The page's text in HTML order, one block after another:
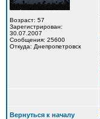
Возраст: 57
Зарегистрирован:
30.07.2007
Сообщения: 25600
Откуда: Днепропетровск
Вернуться к началу